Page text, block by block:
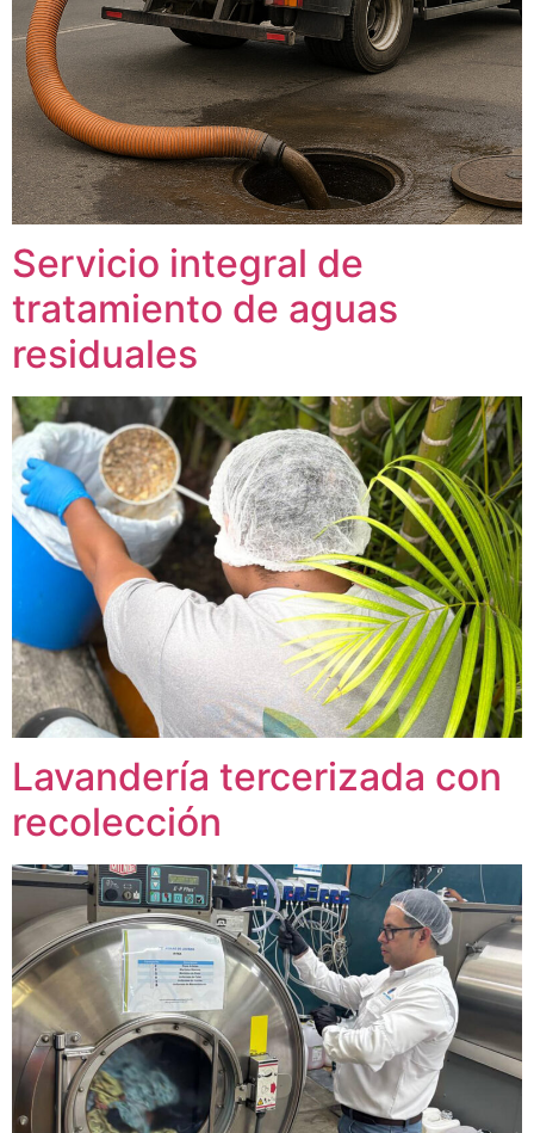
Servicio integral de
tratamiento de aguas
residuales
Lavandería tercerizada con
recolección